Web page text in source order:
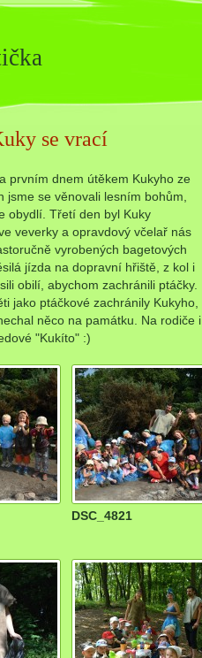
se vrací
prvním dnem útěkem Kukyho ze
se věnovali lesním bohům,
obydlí. Třetí den byl Kuky
veverky a opravdový včelař nás
vyrobených bagetových
jízda na dopravní hřiště, z kol i
obilí, abychom zachránili ptáčky.
jako ptáčkové zachránily Kukyho,
něco na památku. Na rodiče i
"Kukíto" :)
DSC_4821